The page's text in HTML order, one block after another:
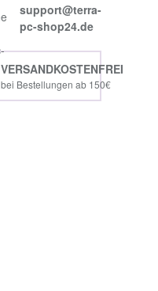
support@terra-
pc-shop24.de
VERSANDKOSTENFREI
bei Bestellungen ab 150€